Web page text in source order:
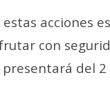
estas acciones
con
del 2